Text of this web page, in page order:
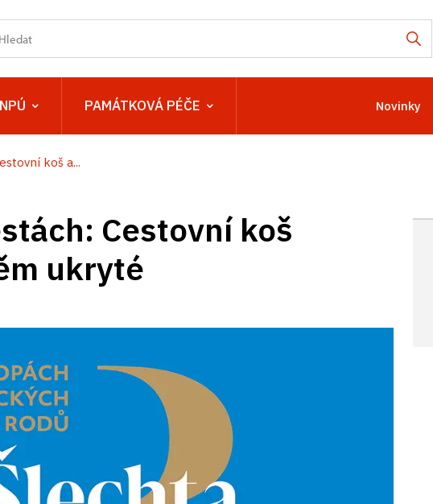
PAMÁTKOVÁ PÉČE Novinky
koš a...
Cestovní koš
ukryté